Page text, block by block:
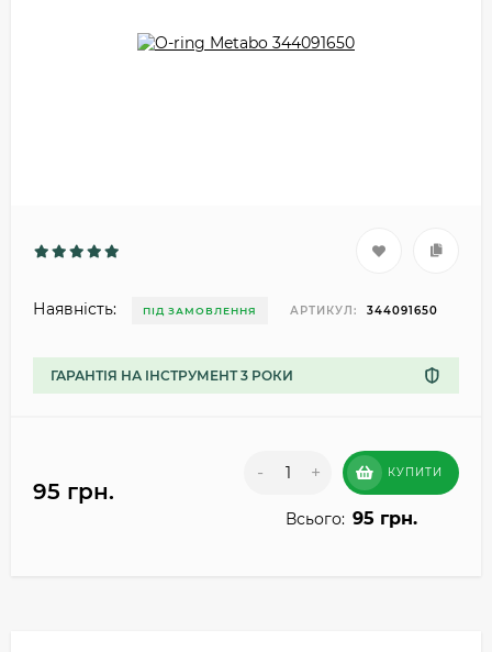
Наявність: ПІД ЗАМОВЛЕННЯ АРТИКУЛ: 344091650
ГАРАНТІЯ НА ІНСТРУМЕНТ 3 РОКИ
95 грн.
- + КУПИТИ
Всього: 95 грн.